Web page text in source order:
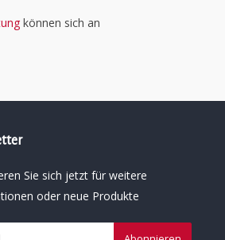
können sich an
Sie sich jetzt für weitere
oder neue Produkte